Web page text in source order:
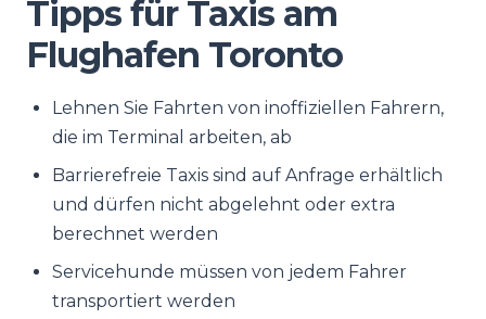
Tipps für Taxis am
Flughafen Toronto
Lehnen Sie Fahrten von inoffiziellen Fahrern,
die im Terminal arbeiten, ab
Barrierefreie Taxis sind auf Anfrage erhältlich
und dürfen nicht abgelehnt oder extra
berechnet werden
Servicehunde müssen von jedem Fahrer
transportiert werden